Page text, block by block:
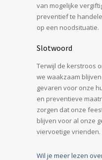
van mogelijke
preventief te
op een noodsituatie.
Slotwoord
Terwijl de kerstroos
we waakzaam
gevaren voor onze
en preventieve
zorgen dat onze
blijven voor al onze
viervoetige vrienden.
Wil je meer lezen